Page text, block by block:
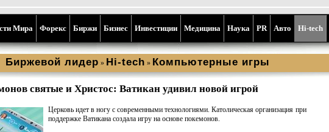
Мира Форекс Биржи Бизнес Инвестиции Медицина Наука PR Aвто Hi-tech
Биржевой лидер » Hi-tech » Компьютерные игры
святые и Христос: Ватикан удивил новой игрой
Церковь идет в ногу с современными технологиями. Католическая организация при
поддержке Ватикана создала игру на основе покемонов.